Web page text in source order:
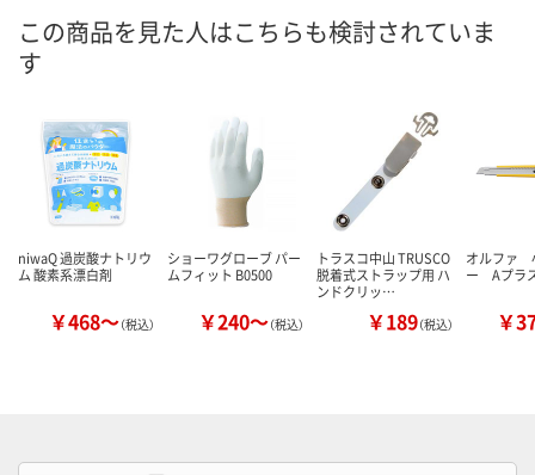
この商品を見た人はこちらも検討されていま
す
niwaQ 過炭酸ナトリウ
ム 酸素系漂白剤
￥468～（税込）
ショーワグローブ パー
ムフィット B0500
￥240～（税込）
トラスコ中山 TRUSCO
脱着式ストラップ用 ハ
ンドクリッ…
￥189（税込）
オルファ
ー Aプラ
￥